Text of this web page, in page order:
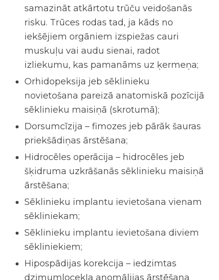
samazināt atkārtotu trūču veidošanās
risku. Trūces rodas tad, ja kāds no
iekšējiem orgāniem izspiežas cauri
muskuļu vai audu sienai, radot
izliekumu, kas pamanāms uz ķermeņa;
Orhidopeksija jeb sēklinieku
novietošana pareizā anatomiskā pozīcijā
sēklinieku maisiņā (skrotumā);
Dorsumcīzija – fimozes jeb pārāk šauras
priekšādiņas ārstēšana;
Hidrocēles operācija – hidrocēles jeb
šķidruma uzkrāšanās sēklinieku maisiņā
ārstēšana;
Sēklinieku implantu ievietošana vienam
sēkliniekam;
Sēklinieku implantu ievietošana diviem
sēkliniekiem;
Hipospādijas korekcija – iedzimtas
dzimumlocekļa anomālijas ārstēšana